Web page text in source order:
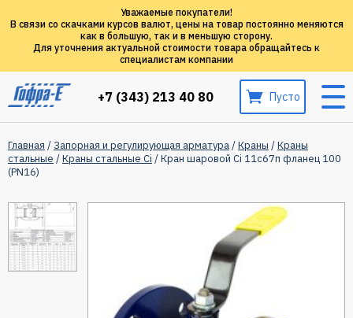
Уважаемые покупатели!
В связи со скачками курсов валют, цены на товар постоянно меняются
как в большую, так и в меньшую сторону.
Для уточнения актуальной стоимости товара обращайтесь к
специалистам компании
+7 (343) 213 40 80 Пусто
Главная /Запорная и регулирующая арматура/Краны /Краны
стальные /Краны стальные Ci / Кран шаровой Ci 11с67п фланец 100
(PN16)